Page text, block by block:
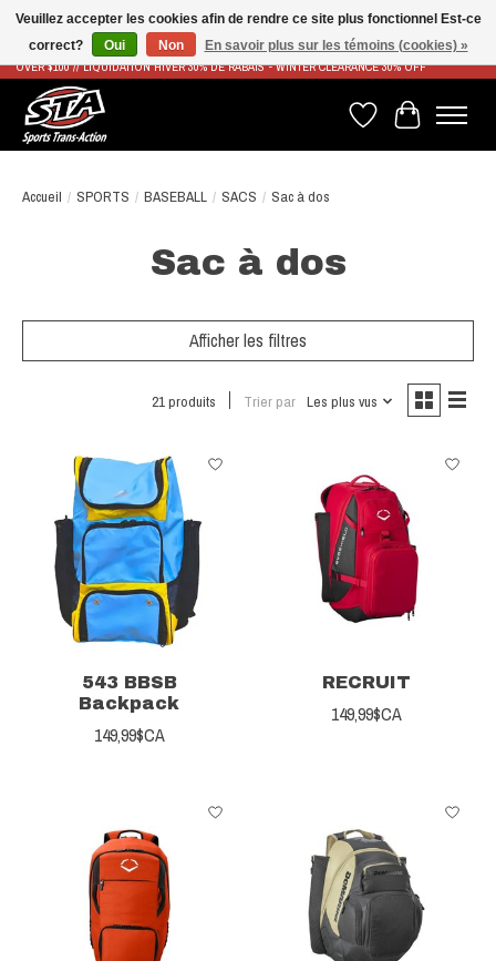
LIVRAISON RAPIDE ET GRATUITE À PARTIR DE 100$ - FAST & FREE SHIPPING ON ORDERS
OVER $100 // LIQUIDATION HIVER 30% DE RABAIS - WINTER CLEARANCE 30% OFF
Liste de souhaits
Panier
Accueil / SPORTS / BASEBALL / SACS / Sac à dos
Sac à dos
Afficher les filtres
21 produits Trier par Les plus vus
543 BBSB
Backpack
149,99$CA
RECRUIT
149,99$CA
Veuillez accepter les cookies afin de rendre ce site plus fonctionnel Est-ce
correct?
Oui Non En savoir plus sur les témoins (cookies) »